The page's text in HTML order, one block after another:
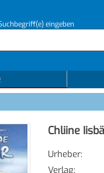
eingeben
Chliine
Urheber:
Verlag: